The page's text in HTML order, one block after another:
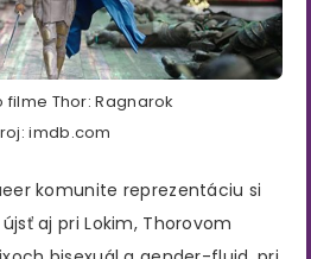
filme Thor: Ragnarok
imdb.com
komunite reprezentáciu si
aj pri Lokim, Thorovom